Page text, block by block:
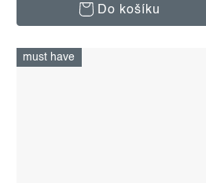
Do košíku
must have